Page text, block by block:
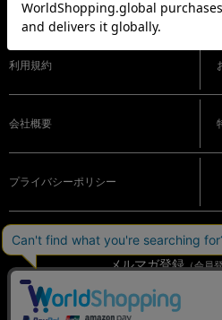
ショッピングガイド
利用規約
会社概要
プライバシーポリシー
メルマガ登録（会員
OFFICIAL SNS